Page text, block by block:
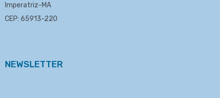
Imperatriz-MA
CEP: 65913-220
NEWSLETTER